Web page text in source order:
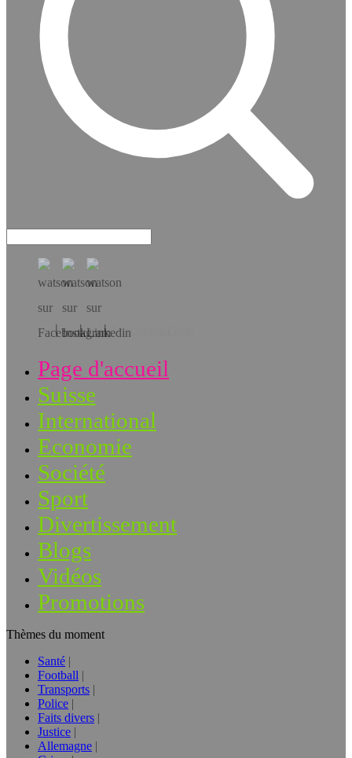
Téléchargez l’app!
Page d'accueil
Suisse
International
Economie
Société
Sport
Divertissement
Blogs
Vidéos
Promotions
Thèmes du moment
Santé
Football
Transports
Police
Faits divers
Justice
Allemagne